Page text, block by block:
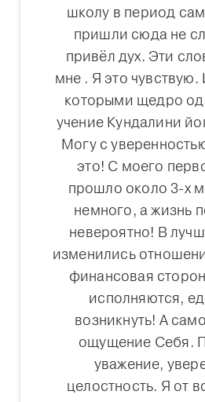
школу в период
пришли сюда не
привёл дух. Эти
мне . Я это чувствую.
которыми щедро
учение Кундалини
Могу с
это! С моего
прошло около 3-х
немного, а жизнь
невероятно! В
изменились
финансовая
исполняются,
возникнуть! А
ощущение Себя.
уважение,
целостность. Я от